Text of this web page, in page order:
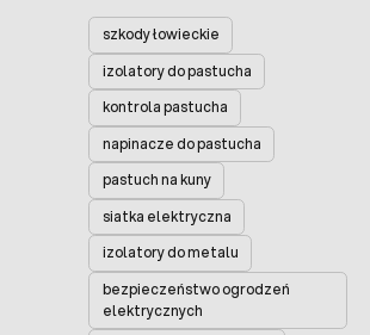
szkody łowieckie
izolatory do pastucha
kontrola pastucha
napinacze do pastucha
pastuch na kuny
siatka elektryczna
izolatory do metalu
bezpieczeństwo ogrodzeń
elektrycznych